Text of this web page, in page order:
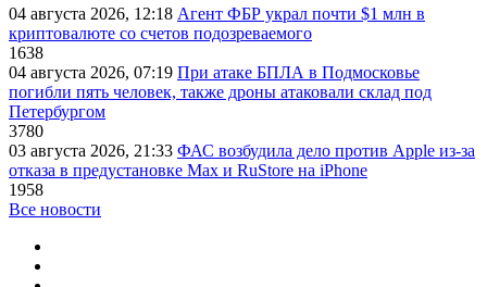
04 августа 2026, 12:18 Агент ФБР украл почти $1 млн в
криптовалюте со счетов подозреваемого
1638
04 августа 2026, 07:19 При атаке БПЛА в Подмосковье
погибли пять человек, также дроны атаковали склад под
Петербургом
3780
03 августа 2026, 21:33 ФАС возбудила дело против Apple из-за
отказа в предустановке Max и RuStore на iPhone
1958
Все новости